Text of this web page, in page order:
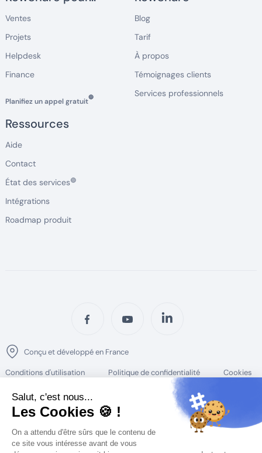
Ventes
Projets
Helpdesk
Finance
Planifiez un appel gratuit🔵
Blog
Tarif
À propos
Témoignages clients
Services professionnels
Ressources
Aide
Contact
État des services🟢
Intégrations
Roadmap produit
Conçu et développé en France
Conditions d'utilisation Politique de confidentialité Cookies